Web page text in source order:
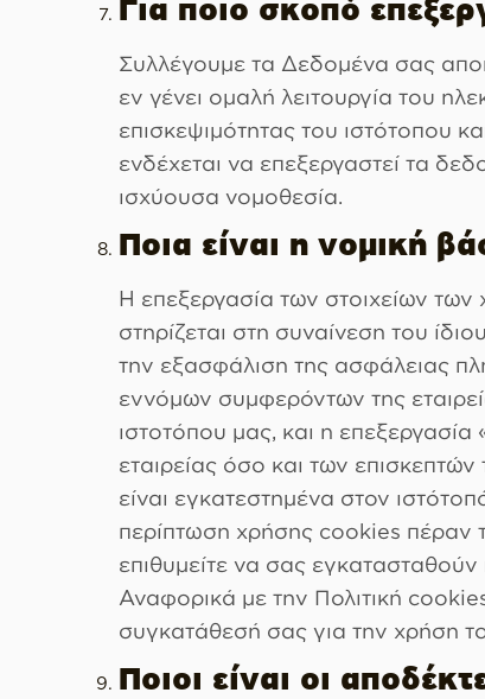
Για ποιο σκοπό
Συλλέγουμε τα Δεδομένα σας
εν γένει ομαλή λειτουργία του
επισκεψιμότητας του ιστότοπου
ενδέχεται να επεξεργαστεί τα
ισχύουσα νομοθεσία.
Ποια είναι η νομική
Η επεξεργασία των στοιχείων των
στηρίζεται στη συναίνεση του
την εξασφάλιση της ασφάλειας
εννόμων συμφερόντων της
ιστοτόπου μας, και η
εταιρείας όσο και των
είναι εγκατεστημένα στον
περίπτωση χρήσης cookies πέραν
επιθυμείτε να σας
Αναφορικά με την Πολιτική
συγκατάθεσή σας για την χρήση
Ποιοι είναι οι